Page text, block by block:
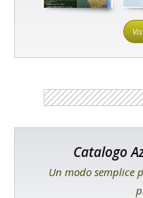
Catalogo
Un modo semplice